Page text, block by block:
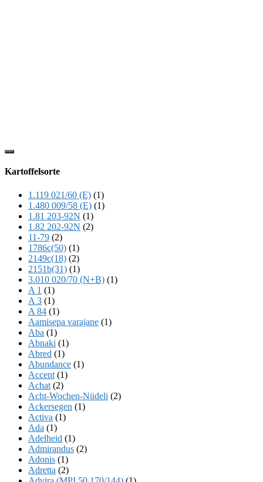
Show
Content
Kartoffelsorte
1.119 021/60 (E) (1)
1.480 009/58 (E) (1)
1.81 203-92N (1)
1.82 202-92N (2)
11-79 (2)
1786c(50) (1)
2149c(18) (2)
2151b(31) (1)
3.010 020/70 (N+B) (1)
A 1 (1)
A 3 (1)
A 84 (1)
Aamisepa varajane (1)
Aba (1)
Abnaki (1)
Abred (1)
Abundance (1)
Accent (1)
Achat (2)
Acht-Wochen-Nüdeli (2)
Ackersegen (1)
Activa (1)
Ada (1)
Adelheid (1)
Admirandus (2)
Adonis (1)
Adretta (2)